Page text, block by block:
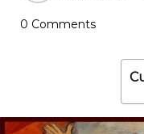
0 Comments